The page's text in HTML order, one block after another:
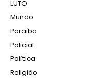
LUTO
Mundo
Paraíba
Policial
Política
Religião